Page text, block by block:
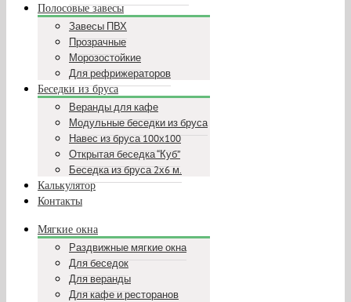
Полосовые завесы
Завесы ПВХ
Прозрачные
Морозостойкие
Для рефрижераторов
Беседки из бруса
Веранды для кафе
Модульные беседки из бруса
Навес из бруса 100х100
Открытая беседка “Куб”
Беседка из бруса 2х6 м.
Калькулятор
Контакты
Мягкие окна
Раздвижные мягкие окна
Для беседок
Для веранды
Для кафе и ресторанов